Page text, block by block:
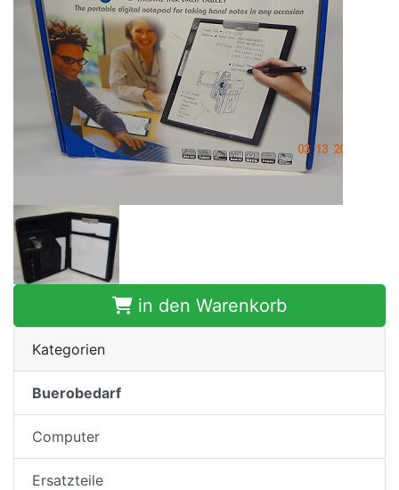
in den Warenkorb
Kategorien
Buerobedarf
Computer
Ersatzteile